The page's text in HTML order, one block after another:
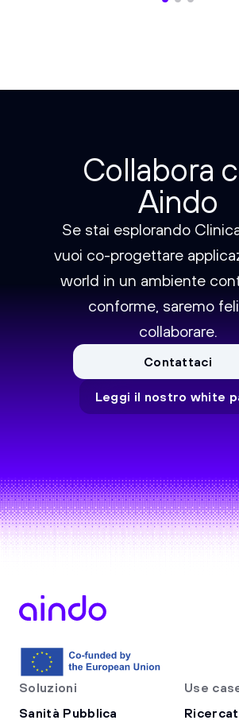
Collabora
Aindo
Se stai esplorando
vuoi co-progettare
world in un ambiente
conforme, saremo
collaborare.
Contattaci
Leggi il nostro white
Soluzioni
Sanità Pubblica
Use